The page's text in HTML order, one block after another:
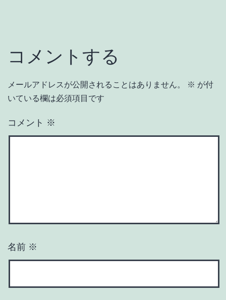
コメントする
メールアドレスが公開されることはありません。 ※ が付
いている欄は必須項目です
コメント ※
名前 ※